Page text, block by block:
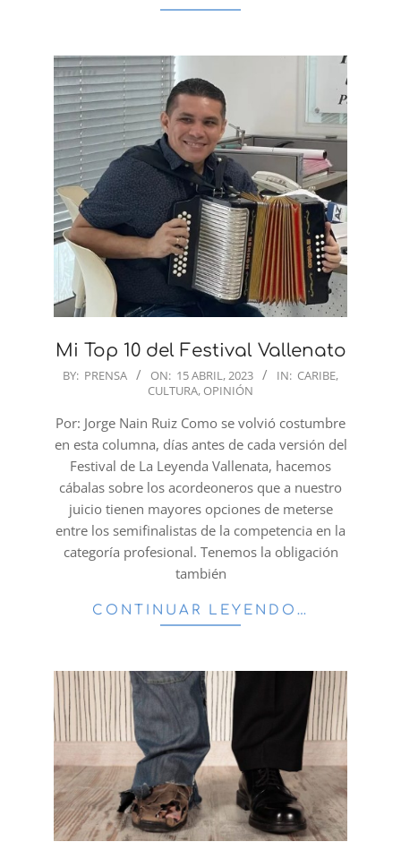
Mi Top 10 del Festival Vallenato
2023-
15
BY: PRENSA ON: 15 ABRIL, 2023 IN: CARIBE,
CULTURA, OPINIÓN
Por: Jorge Nain Ruiz Como se volvió costumbre
en esta columna, días antes de cada versión del
Festival de La Leyenda Vallenata, hacemos
cábalas sobre los acordeoneros que a nuestro
juicio tienen mayores opciones de meterse
entre los semifinalistas de la competencia en la
categoría profesional. Tenemos la obligación
también
CONTINUAR LEYENDO…